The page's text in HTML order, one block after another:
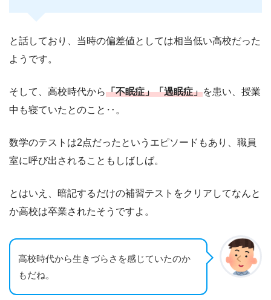
と話しており、当時の偏差値としては相当低い高校だった
ようです。
そして、高校時代から「不眠症」「過眠症」を患い、授業
中も寝ていたとのこと‥。
数学のテストは2点だったというエピソードもあり、職員
室に呼び出されることもしばしば。
とはいえ、暗記するだけの補習テストをクリアしてなんと
か高校は卒業されたそうですよ。
高校時代から生きづらさを感じていたのか
もだね。